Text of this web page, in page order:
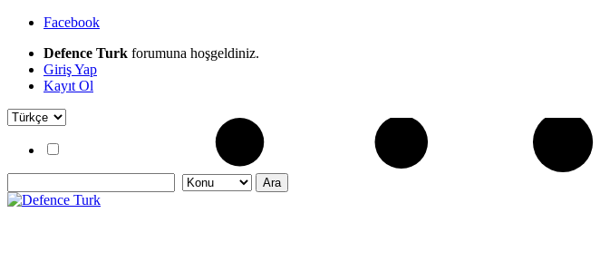
Facebook
Defence Turk forumuna hoşgeldiniz.
Giriş Yap
Kayıt Ol